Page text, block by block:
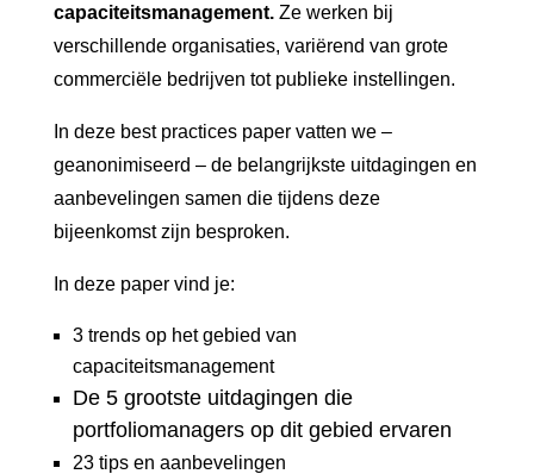
capaciteitsmanagement.Ze werken bij
verschillende organisaties, variërend van grote
commerciële bedrijven tot publieke instellingen.
In deze best practices paper vatten we –
geanonimiseerd – de belangrijkste uitdagingen en
aanbevelingen samen die tijdens deze
bijeenkomst zijn besproken.
In deze paper vind je:
3 trends op het gebied van
capaciteitsmanagement
De 5 grootste uitdagingen die
portfoliomanagers op dit gebied ervaren
23 tips en aanbevelingen